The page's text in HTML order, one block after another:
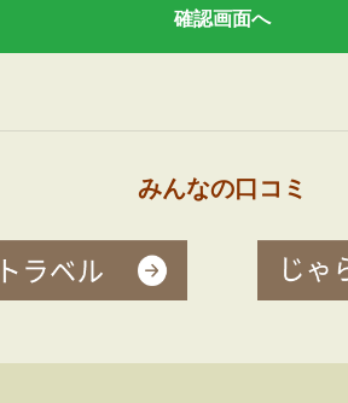
みんなの口コミ